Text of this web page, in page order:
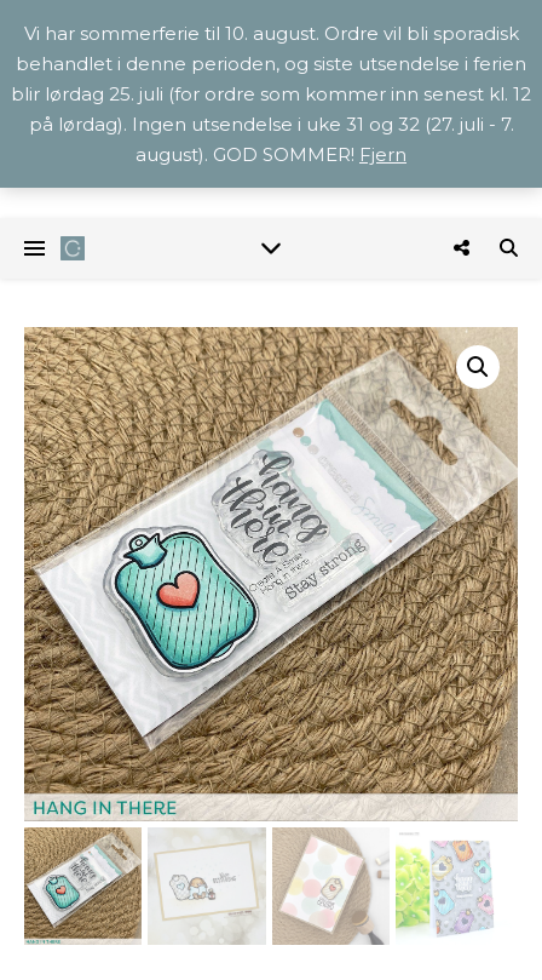
Vi har sommerferie til 10. august. Ordre vil bli sporadisk
behandlet i denne perioden, og siste utsendelse i ferien
blir lørdag 25. juli (for ordre som kommer inn senest kl. 12
på lørdag). Ingen utsendelse i uke 31 og 32 (27. juli - 7.
august). GOD SOMMER! Fjern